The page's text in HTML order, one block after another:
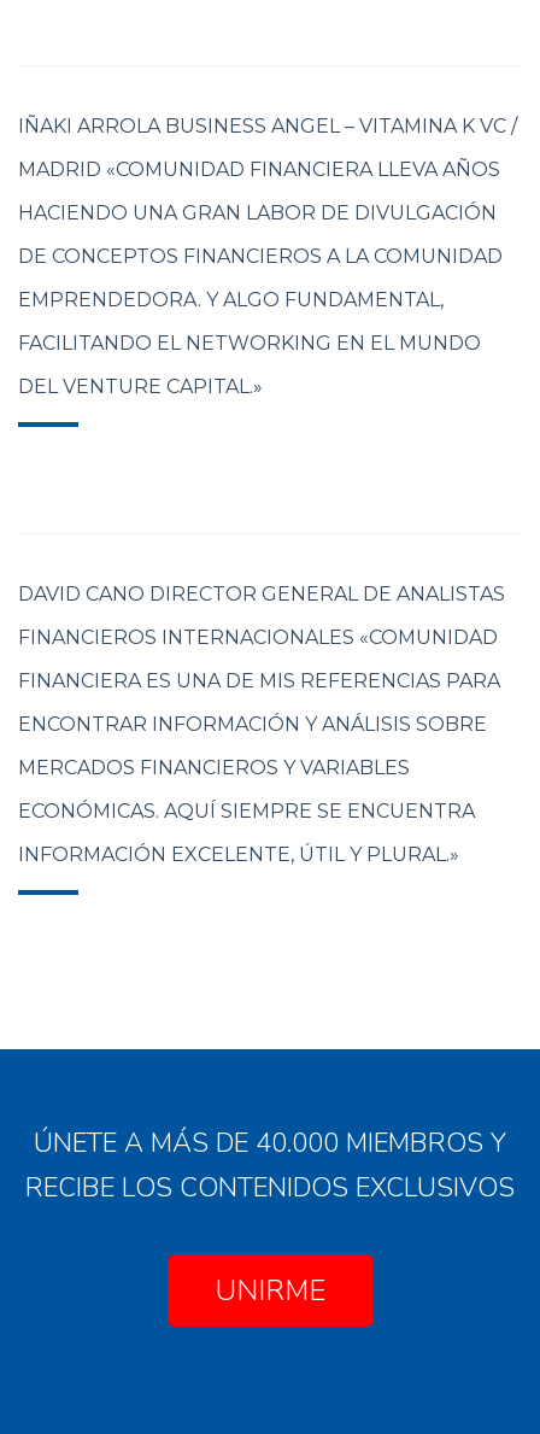
IÑAKI ARROLA BUSINESS ANGEL – VITAMINA K VC /
MADRID «COMUNIDAD FINANCIERA LLEVA AÑOS
HACIENDO UNA GRAN LABOR DE DIVULGACIÓN
DE CONCEPTOS FINANCIEROS A LA COMUNIDAD
EMPRENDEDORA. Y ALGO FUNDAMENTAL,
FACILITANDO EL NETWORKING EN EL MUNDO
DEL VENTURE CAPITAL.»
DAVID CANO DIRECTOR GENERAL DE ANALISTAS
FINANCIEROS INTERNACIONALES «COMUNIDAD
FINANCIERA ES UNA DE MIS REFERENCIAS PARA
ENCONTRAR INFORMACIÓN Y ANÁLISIS SOBRE
MERCADOS FINANCIEROS Y VARIABLES
ECONÓMICAS. AQUÍ SIEMPRE SE ENCUENTRA
INFORMACIÓN EXCELENTE, ÚTIL Y PLURAL.»
ÚNETE A MÁS DE 40.000 MIEMBROS Y
RECIBE LOS CONTENIDOS EXCLUSIVOS
UNIRME